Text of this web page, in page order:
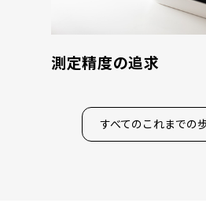
測定精度の追求
すべてのこれまでの